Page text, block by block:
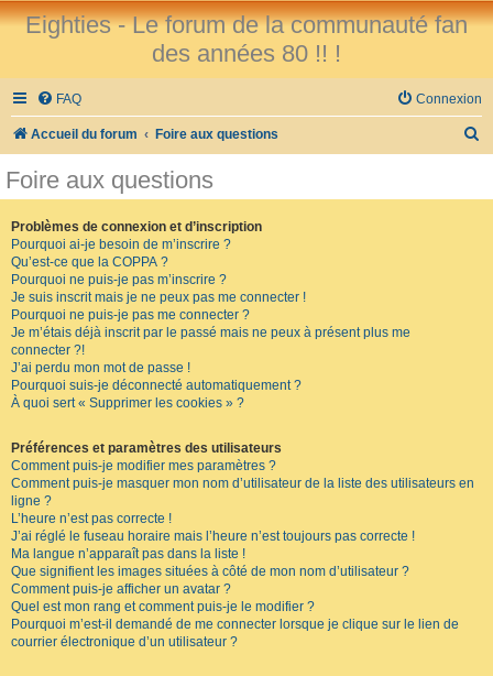
Eighties - Le forum de la communauté fan
des années 80 !! !
FAQ Connexion
Accueil du forum Foire aux questions
Foire aux questions
Problèmes de connexion et d’inscription
Pourquoi ai-je besoin de m’inscrire ?
Qu’est-ce que la COPPA ?
Pourquoi ne puis-je pas m’inscrire ?
Je suis inscrit mais je ne peux pas me connecter !
Pourquoi ne puis-je pas me connecter ?
Je m’étais déjà inscrit par le passé mais ne peux à présent plus me
connecter ?!
J’ai perdu mon mot de passe !
Pourquoi suis-je déconnecté automatiquement ?
À quoi sert « Supprimer les cookies » ?
Préférences et paramètres des utilisateurs
Comment puis-je modifier mes paramètres ?
Comment puis-je masquer mon nom d’utilisateur de la liste des utilisateurs en
ligne ?
L’heure n’est pas correcte !
J’ai réglé le fuseau horaire mais l’heure n’est toujours pas correcte !
Ma langue n’apparaît pas dans la liste !
Que signifient les images situées à côté de mon nom d’utilisateur ?
Comment puis-je afficher un avatar ?
Quel est mon rang et comment puis-je le modifier ?
Pourquoi m’est-il demandé de me connecter lorsque je clique sur le lien de
courrier électronique d’un utilisateur ?